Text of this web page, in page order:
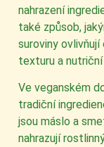
nahrazení
také způsob,
suroviny ovlivňují
texturu a
Ve veganském
tradiční
jsou máslo a
nahrazují